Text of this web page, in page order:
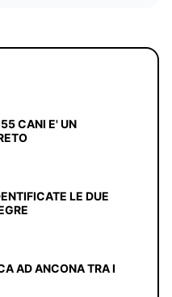
CANI E' UN
LE DUE
AD ANCONA TRA I